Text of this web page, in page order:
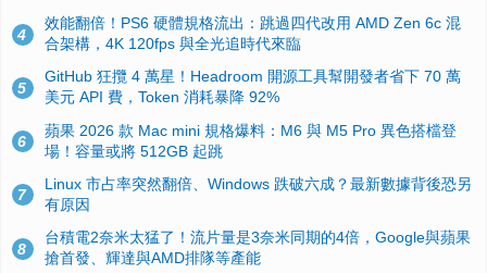
4
效能翻倍！PS6 硬體規格流出：跳過四代改用 AMD Zen 6c 混
合架構，4K 120fps 與全光追時代來臨
5
GitHub 狂攬 4 萬星！Headroom 開源工具幫開發者省下 70 萬
美元 API 費，Token 消耗暴降 92%
6
蘋果 2026 款 Mac mini 規格爆料：M6 與 M5 Pro 異色搭檔登
場！容量或將 512GB 起跳
7
Linux 市占率突然翻倍、Windows 跌破六成？最新數據背後恐另
有原因
8
台積電2奈米太猛了！流片量是3奈米同期的4倍，Google與蘋果
搶首發、輝達與AMD排隊等產能